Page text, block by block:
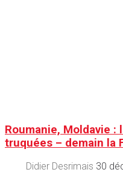
Roumanie, Moldavie :
truquées – demain la
Didier Desrimais 30